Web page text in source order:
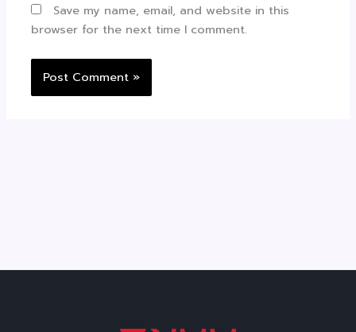
Save my name, email, and website in this
browser for the next time I comment.